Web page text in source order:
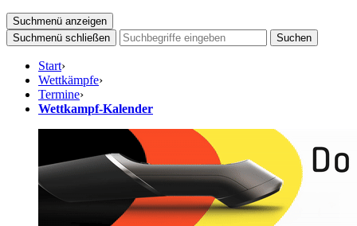
Suchmenü anzeigen
Suchmenü schließen
Suchen
Start›
Wettkämpfe›
Termine›
Wettkampf-Kalender